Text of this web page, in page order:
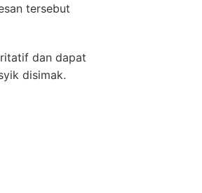
tersebut
dan dapat
disimak.